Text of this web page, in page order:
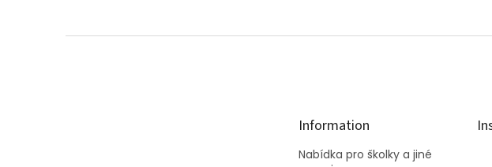
Information
Nabídka pro školky a jiné